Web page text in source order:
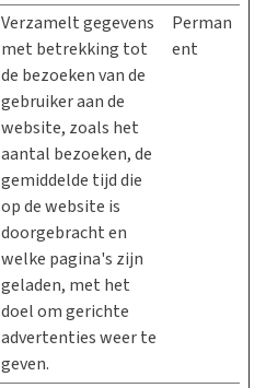
Verzamelt gegevens
met betrekking tot
de bezoeken van de
gebruiker aan de
website, zoals het
aantal bezoeken, de
gemiddelde tijd die
op de website is
doorgebracht en
welke pagina's zijn
geladen, met het
doel om gerichte
advertenties weer te
geven.
Perman
ent